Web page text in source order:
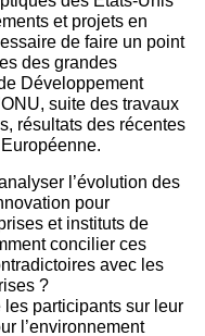
et projets en
de faire un point
des grandes
Développement
suite des travaux
résultats des récentes
l’évolution des
pour
et instituts de
concilier ces
avec les
?
les participants sur leur
l’environnement